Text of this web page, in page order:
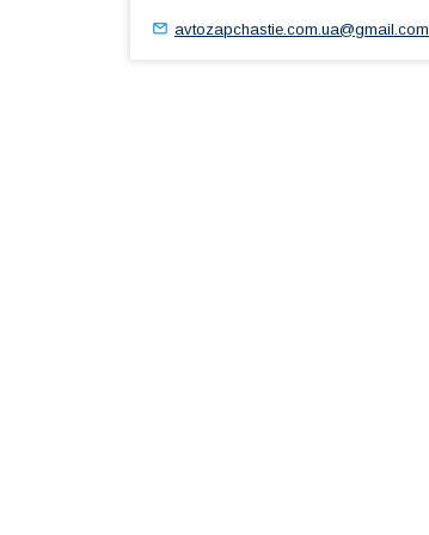
avtozapchastie.com.ua@gmail.com